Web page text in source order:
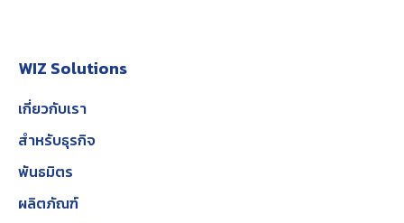
WIZ Solutions
เกี่ยวกับเรา
สำหรับธุรกิจ
พันธมิตร
ผลิตภัณฑ์